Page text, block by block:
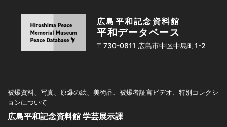
広島平和記念資料館
平和データベース
〒730-0811 広島市中区中島町1-2
被爆資料、写真、原爆の絵、美術品、被爆者証言ビデオ、特別コレクシ
ョンについて
広島平和記念資料館 学芸展示課